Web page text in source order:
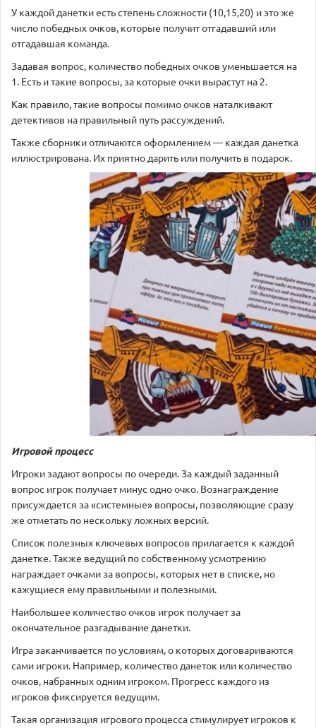
У каждой данетки есть степень сложности (10,15,20) и это же
число победных очков, которые получит отгадавший или
отгадавшая команда.
Задавая вопрос, количество победных очков уменьшается на
1. Есть и такие вопросы, за которые очки вырастут на 2.
Как правило, такие вопросы помимо очков наталкивают
детективов на правильный путь рассуждений.
Также сборники отличаются оформлением — каждая данетка
иллюстрирована. Их приятно дарить или получить в подарок.
Игровой процесс
Игроки задают вопросы по очереди. За каждый заданный
вопрос игрок получает минус одно очко. Вознаграждение
присуждается за «системные» вопросы, позволяющие сразу
же отметать по нескольку ложных версий.
Список полезных ключевых вопросов прилагается к каждой
данетке. Также ведущий по собственному усмотрению
награждает очками за вопросы, которых нет в списке, но
кажущиеся ему правильными и полезными.
Наибольшее количество очков игрок получает за
окончательное разгадывание данетки.
Игра заканчивается по условиям, о которых договариваются
сами игроки. Например, количество данеток или количество
очков, набранных одним игроком. Прогресс каждого из
игроков фиксируется ведущим.
Такая организация игрового процесса стимулирует игроков к